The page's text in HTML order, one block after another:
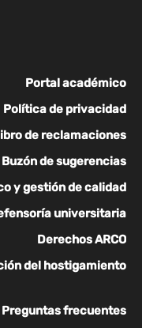
Portal académico
Política de privacidad
de reclamaciones
Buzón de sugerencias
y gestión de calidad
universitaria
Derechos ARCO
del hostigamiento
Preguntas frecuentes